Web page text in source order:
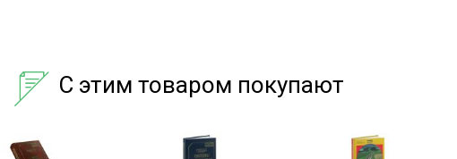
С этим товаром покупают